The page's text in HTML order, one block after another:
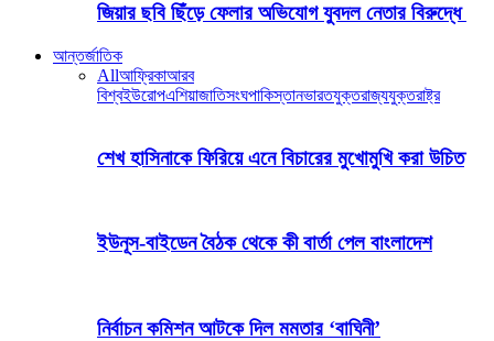
জিয়ার ছবি ছিঁড়ে ফেলার অভিযোগ যুবদল নেতার বিরুদ্ধে
আন্তর্জাতিক
Allআফ্রিকাআরব
বিশ্বইউরোপএশিয়াজাতিসংঘপাকিস্তানভারতযুক্তরাজ্যযুক্তরাষ্ট্র
শেখ হাসিনাকে ফিরিয়ে এনে বিচারের মুখোমুখি করা উচিত
ইউনূস-বাইডেন বৈঠক থেকে কী বার্তা পেল বাংলাদেশ
নির্বাচন কমিশন আটকে দিল মমতার ‘বাঘিনী’